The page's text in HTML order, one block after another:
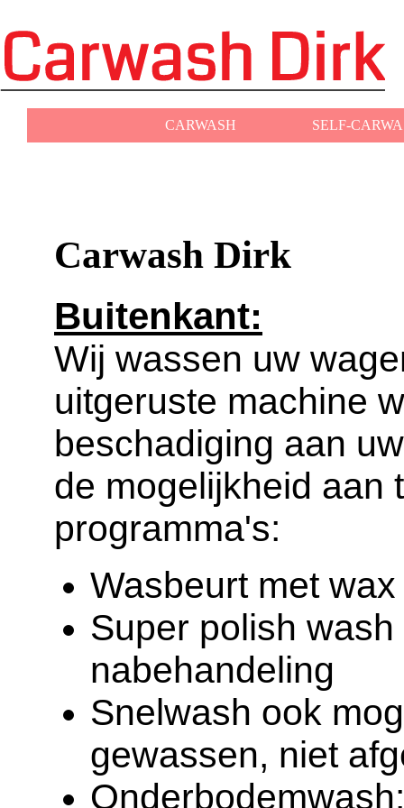
CARWASH SELF-
Carwash Dirk
Buitenkant:
Wij wassen uw
uitgeruste machine
beschadiging aan
de mogelijkheid aan
programma's:
Wasbeurt met
Super polish
nabehandeling
Snelwash ook
gewassen, niet